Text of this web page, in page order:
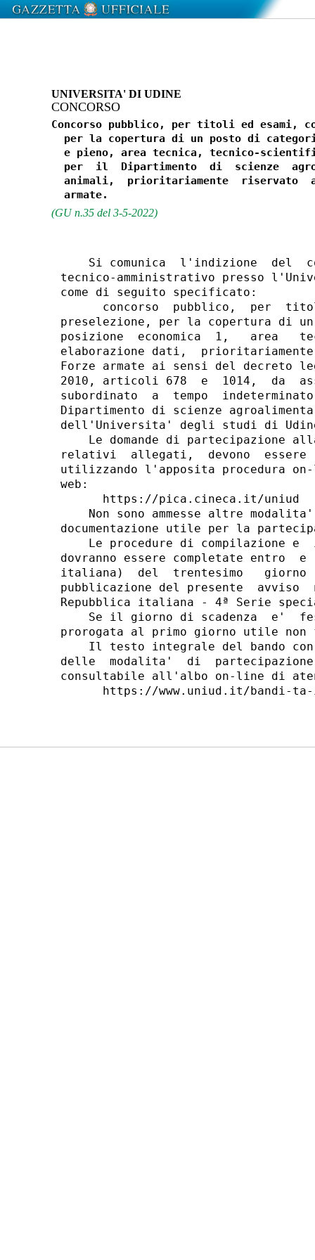
UNIVERSITA' DI UDINE
CONCORSO
Concorso pubblico, per titoli ed esami,
per la copertura di un posto di
e pieno, area tecnica, tecnico-
per  il  Dipartimento  di  scienze
animali,  prioritariamente  riservato
(GU n.35 del 3-5-2022)
Si comunica  l'indizione  del
tecnico-amministrativo presso
come di seguito specificato:
concorso  pubblico,  per
preselezione, per la copertura di
posizione  economica  1,   area
elaborazione dati,
Forze armate ai sensi del decreto
2010, articoli 678  e  1014,  da
subordinato  a  tempo
Dipartimento di scienze
dell'Universita' degli studi di Udine
Le domande di partecipazione
relativi  allegati,  devono  essere
utilizzando l'apposita procedura
web:
      https://pica.cineca.it/uniud
Non sono ammesse altre
documentazione utile per la
Le procedure di compilazione e
dovranno essere completate
italiana)  del  trentesimo
pubblicazione del presente
Repubblica italiana - 4ª Serie
Se il giorno di scadenza  e'
prorogata al primo giorno utile
Il testo integrale del bando
delle  modalita'  di
consultabile all'albo on-line di
https://www.uniud.it/bandi-